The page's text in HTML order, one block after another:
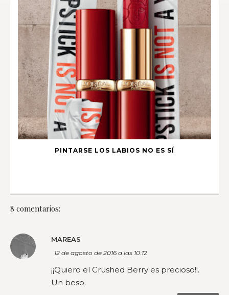
PINTARSE LOS LABIOS NO ES SÍ
8 comentarios:
MAREAS
12 de agosto de 2016 a las 10:12
¡¡Quiero el Crushed Berry es precioso!!.
Un beso.